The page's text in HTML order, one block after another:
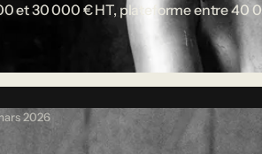
et 30 000 € HT, plateforme entre 40
2026